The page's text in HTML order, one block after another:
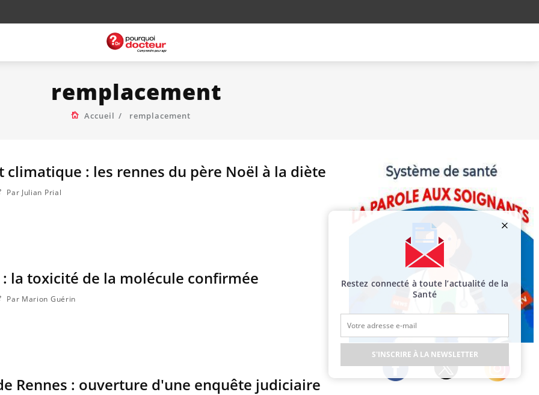
remplacement
Accueil remplacement
climatique : les rennes du père Noël à la diète
Par Julian Prial
la toxicité de la molécule confirmée
Par Marion Guérin
Rennes : ouverture d'une enquête judiciaire
Restez connecté à toute l’actualité de la
Santé
S'INSCRIRE À LA NEWSLETTER